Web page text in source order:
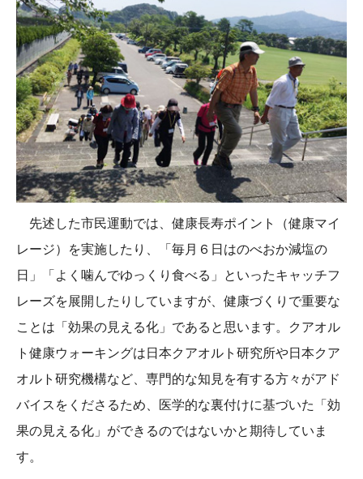
先述した市民運動では、健康長寿ポイント（健康マイ
レージ）を実施したり、「毎月６日はのべおか減塩の
日」「よく噛んでゆっくり食べる」といったキャッチフ
レーズを展開したりしていますが、健康づくりで重要な
ことは「効果の見える化」であると思います。クアオル
ト健康ウォーキングは日本クアオルト研究所や日本クア
オルト研究機構など、専門的な知見を有する方々がアド
バイスをくださるため、医学的な裏付けに基づいた「効
果の見える化」ができるのではないかと期待していま
す。